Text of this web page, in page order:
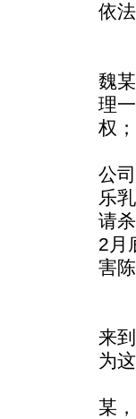
依
泄
今
魏
理
权
魏
公
乐
请
2月
害
砍
3
来
为
拿
某